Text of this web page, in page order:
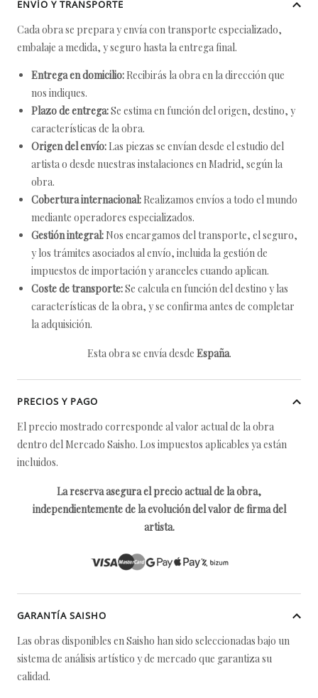
ENVÍO Y TRANSPORTE
Cada obra se prepara y envía con transporte especializado,
embalaje a medida, y seguro hasta la entrega final.
Entrega en domicilio: Recibirás la obra en la dirección que
nos indiques.
Plazo de entrega:Se estima en función del origen, destino, y
características de la obra.
Origen del envío: Las piezas se envían desde el estudio del
artista o desde nuestras instalaciones en Madrid, según la
obra.
Cobertura internacional: Realizamos envíos a todo el mundo
mediante operadores especializados.
Gestión integral: Nos encargamos del transporte, el seguro,
y los trámites asociados al envío, incluida la gestión de
impuestos de importación y aranceles cuando aplican.
Coste de transporte:Se calcula en función del destino y las
características de la obra, y se confirma antes de completar
la adquisición.
Esta obra se envía desde España.
PRECIOS Y PAGO
El precio mostrado corresponde al valor actual de la obra
dentro del Mercado Saisho. Los impuestos aplicables ya están
incluidos.
La reserva asegura el precio actual de la obra,
independientemente de la evolución del valor de firma del
artista.
GARANTÍA SAISHO
Las obras disponibles en Saisho han sido seleccionadas bajo un
sistema de análisis artístico y de mercado que garantiza su
calidad.